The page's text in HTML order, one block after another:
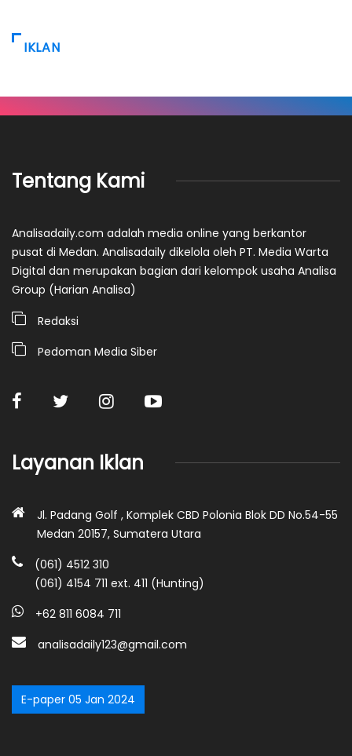
IKLAN
Tentang Kami
Analisadaily.com adalah media online yang berkantor
pusat di Medan. Analisadaily dikelola oleh PT. Media Warta
Digital dan merupakan bagian dari kelompok usaha Analisa
Group (Harian Analisa)
Redaksi
Pedoman Media Siber
Layanan Iklan
Jl. Padang Golf , Komplek CBD Polonia Blok DD No.54-55
Medan 20157, Sumatera Utara
(061) 4512 310
(061) 4154 711 ext. 411 (Hunting)
+62 811 6084 711
analisadaily123@gmail.com
E-paper 05 Jan 2024